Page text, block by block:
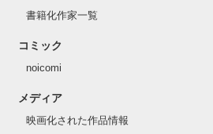
書籍化作家一覧
コミック
noicomi
メディア
映画化された作品情報